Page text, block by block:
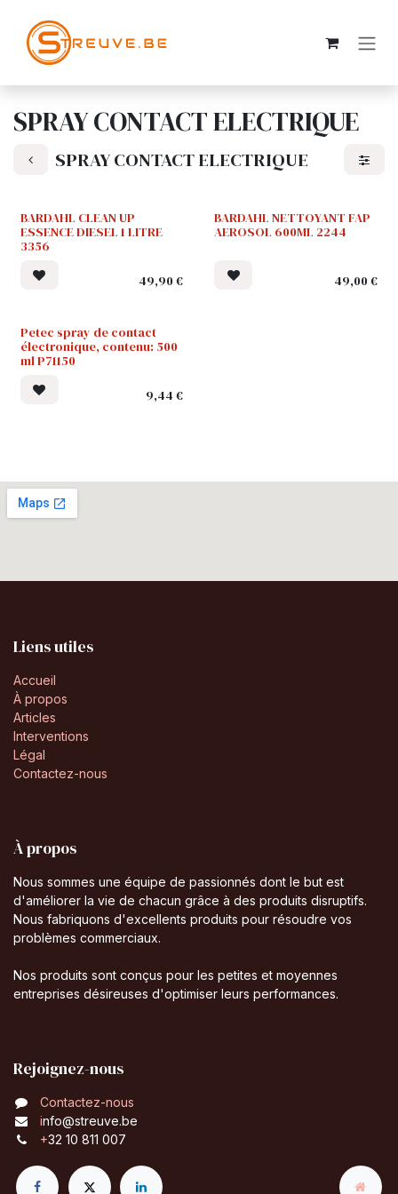
SPRAY CONTACT ELECTRIQUE
SPRAY CONTACT ELECTRIQUE
BARDAHL CLEAN UP
ESSENCE DIESEL 1 LITRE
3356
49,90€
BARDAHL NETTOYANT FAP
AEROSOL 600ML 2244
49,00€
Petec spray de contact
électronique, contenu: 500
ml P71150
9,44 €
Liens utiles
Accueil
À propos
Articles
Interventions
Légal
Contactez-nous
À propos
Nous sommes une équipe de passionnés dont le but est
d'améliorer la vie de chacun grâce à des produits disruptifs.
Nous fabriquons d'excellents produits pour résoudre vos
problèmes commerciaux.
Nos produits sont conçus pour les petites et moyennes
entreprises désireuses d'optimiser leurs performances.
Rejoignez-nous
Contactez-nous
info@streuve.be
+32 10 811 007